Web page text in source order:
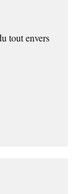
tout envers